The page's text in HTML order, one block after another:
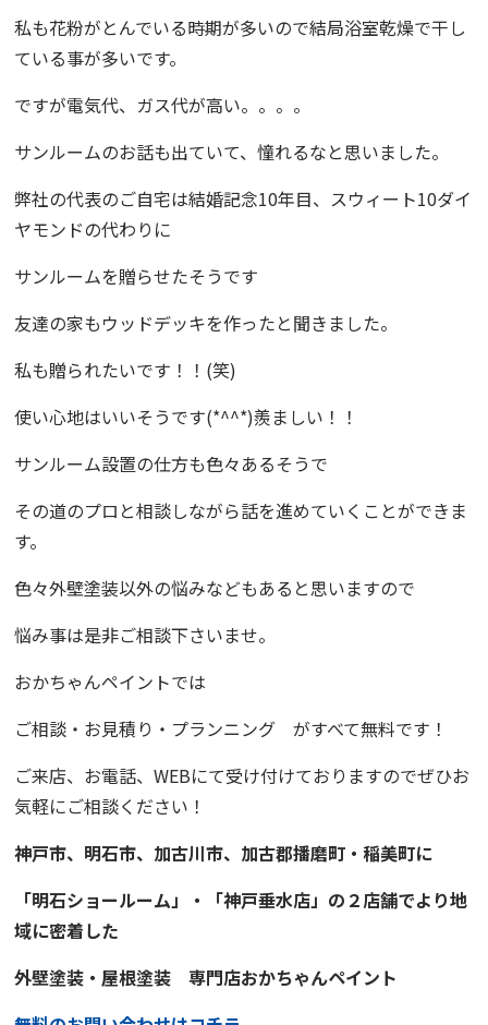
私も花粉がとんでいる時期が多いので結局浴室乾燥で干し
ている事が多いです。
ですが電気代、ガス代が高い。。。。
サンルームのお話も出ていて、憧れるなと思いました。
弊社の代表のご自宅は結婚記念10年目、スウィート10ダイ
ヤモンドの代わりに
サンルームを贈らせたそうです
友達の家もウッドデッキを作ったと聞きました。
私も贈られたいです！！(笑)
使い心地はいいそうです(*^^*)羨ましい！！
サンルーム設置の仕方も色々あるそうで
その道のプロと相談しながら話を進めていくことができま
す。
色々外壁塗装以外の悩みなどもあると思いますので
悩み事は是非ご相談下さいませ。
おかちゃんペイントでは
ご相談・お見積り・プランニング
がすべて無料です！
ご来店、お電話、WEBにて受け付けておりますのでぜひお
気軽にご相談ください！
神戸市、明石市、加古川市、 加古郡播磨町・稲美町に
「明石ショールーム」・「神戸垂水店」の２店舗でより地
域に密着した
外壁塗装・屋根塗装専門店おかちゃんペイント